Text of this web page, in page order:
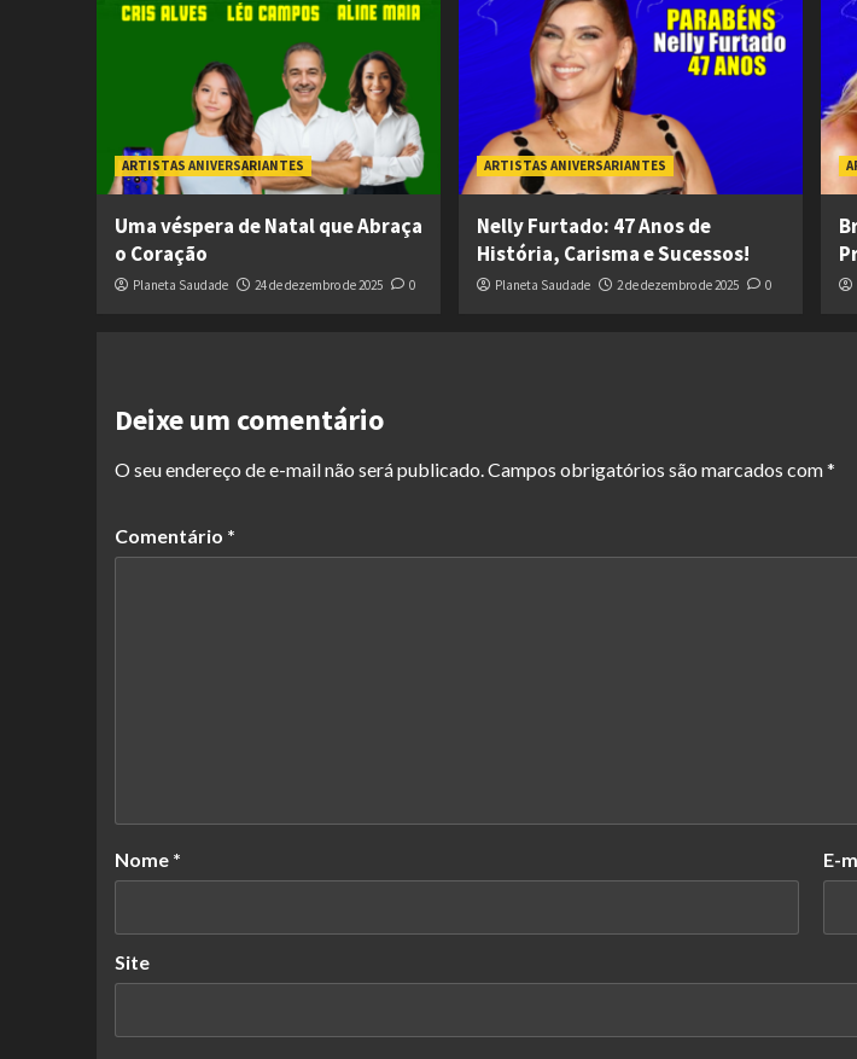
ARTISTAS ANIVERSARIANTES
Uma véspera de Natal que Abraça
o Coração
Planeta Saudade 24 de dezembro de 2025 0
ARTISTAS ANIVERSARIANTES
Nelly Furtado: 47 Anos de
História, Carisma e Sucessos!
Planeta Saudade 2 de dezembro de 2025 0
Deixe um comentário
O seu endereço de e-mail não será publicado.Campos obrigatórios são marcados com*
Comentário *
Nome * E-
Site